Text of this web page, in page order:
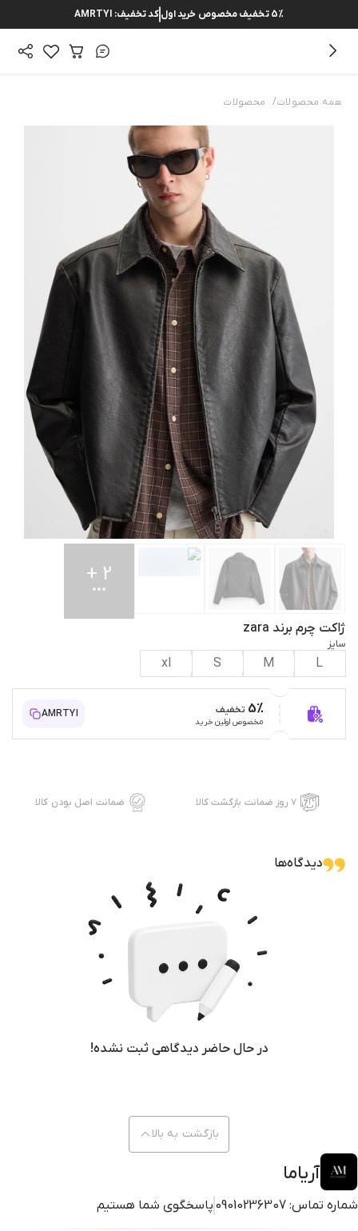
5% تخفیف مخصوص خرید اول کد تخفیف: AMRTYI
همه محصولات/ محصولات
2
+
ژاکت چرم برند zara
سایز
L
M
S
xl
5% تخفیف
مخصوص اولین خرید
AMRTYI
۷ روز ضمانت بازگشت کالا ضمانت اصل بودن کالا
دیدگاه‌ها
در حال حاضر دیدگاهی ثبت نشده!
آریاما
شماره تماس: 09010236307 پاسخگوی شما هستیم
بازگشت به بالا